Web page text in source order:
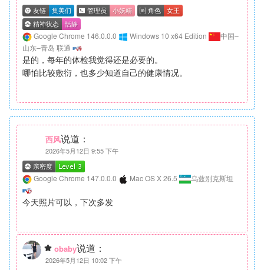
Google Chrome 146.0.0.0 Windows 10 x64 Edition
中国–
山东–青岛 联通
是的，每年的体检我觉得还是必要的。
哪怕比较敷衍，也多少知道自己的健康情况。
西风说道：
2026年5月12日 9:55 下午
Google Chrome 147.0.0.0 Mac OS X 26.5 乌兹别克斯坦
今天照片可以，下次多发
obaby说道：
2026年5月12日 10:02 下午